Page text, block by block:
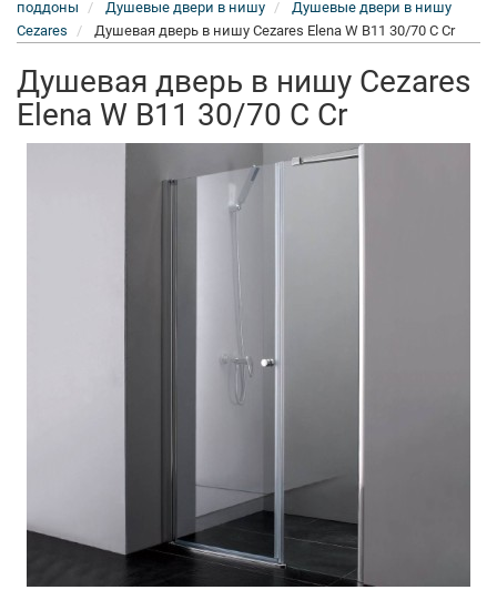
поддоны
Душевые двери в нишу
Душевые двери в нишу
Cezares
Душевая дверь в нишу Cezares Elena W B11 30/70 C Cr
Душевая дверь в нишу Cezares
Elena W B11 30/70 C Cr